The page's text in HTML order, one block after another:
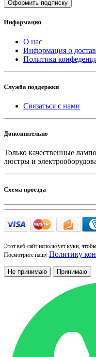
Оформить подписку
Информация
О нас
Информация о
Политика
Служба поддержки
Связаться с нами
Дополнительно
Только качественные
люстры и
Схема проезда
Этот веб-сайт использует куки,
Посмотрите нашу Политику
Не принимаю Принимаю